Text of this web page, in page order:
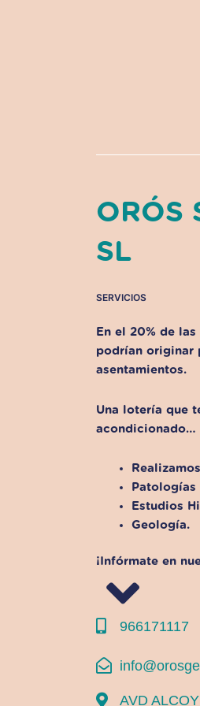
ORÓS
SL
SERVICIOS
En el 20% de
podrían originar
asentamientos.
Una lotería que
acondicionado…
Estudios
Geología.
¡Infórmate en
966171117
AVD